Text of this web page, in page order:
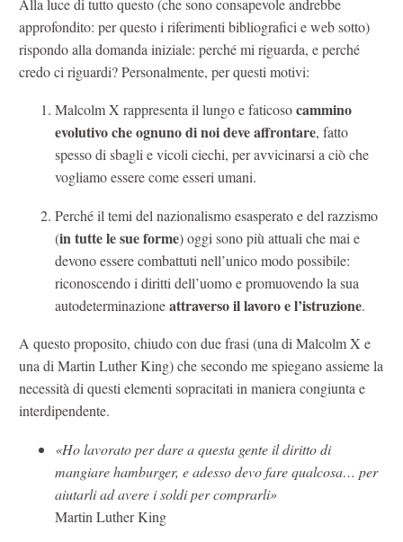
approfondito: per questo i riferimenti bibliografici e web sotto)
rispondo alla domanda iniziale: perché mi riguarda, e perché
credo ci riguardi? Personalmente, per questi motivi:
Malcolm X rappresenta il lungo e faticosocammino
evolutivo che ognuno di noi deve affrontare, fatto
spesso di sbagli e vicoli ciechi, per avvicinarsi a ciò che
vogliamo essere come esseri umani.
Perché il temi del nazionalismo esasperato e del razzismo
(in tutte le sue forme) oggi sono più attuali che mai e
devono essere combattuti nell’unico modo possibile:
riconoscendo i diritti dell’uomo e promuovendo la sua
autodeterminazioneattraverso il lavoro e l’istruzione.
A questo proposito, chiudo con due frasi (una di Malcolm X e
una di Martin Luther King) che secondo me spiegano assieme la
necessità di questi elementi sopracitati in maniera congiunta e
interdipendente.
«Ho lavorato per dare a questa gente il diritto di
mangiare hamburger, e adesso devo fare qualcosa… per
aiutarli ad avere i soldi per comprarli»
Martin Luther King